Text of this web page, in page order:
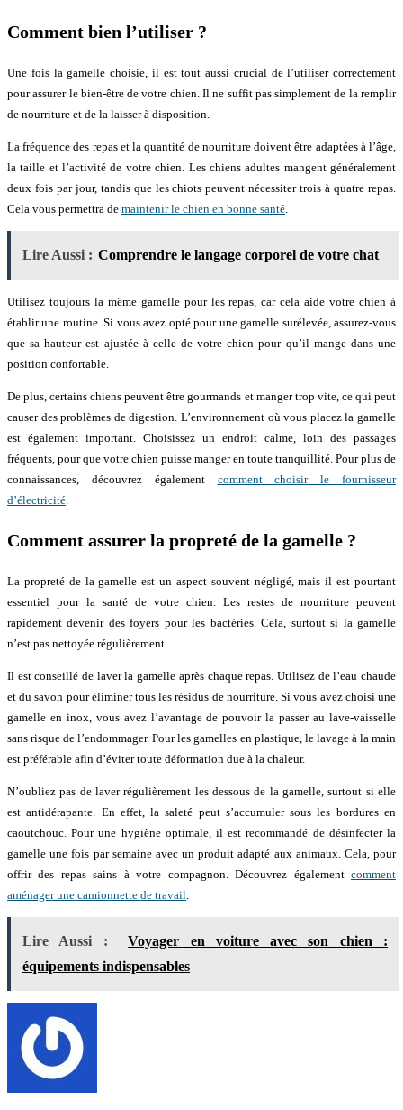
Comment bien l’utiliser ?
Une fois la gamelle choisie, il est tout aussi crucial de l’utiliser correctement
pour assurer le bien-être de votre chien. Il ne suffit pas simplement de la remplir
de nourriture et de la laisser à disposition.
La fréquence des repas et la quantité de nourriture doivent être adaptées à l’âge,
la taille et l’activité de votre chien. Les chiens adultes mangent généralement
deux fois par jour, tandis que les chiots peuvent nécessiter trois à quatre repas.
Cela vous permettra de maintenir le chien en bonne santé.
Lire Aussi : Comprendre le langage corporel de votre chat
Utilisez toujours la même gamelle pour les repas, car cela aide votre chien à
établir une routine. Si vous avez opté pour une gamelle surélevée, assurez-vous
que sa hauteur est ajustée à celle de votre chien pour qu’il mange dans une
position confortable.
De plus, certains chiens peuvent être gourmands et manger trop vite, ce qui peut
causer des problèmes de digestion. L’environnement où vous placez la gamelle
est également important. Choisissez un endroit calme, loin des passages
fréquents, pour que votre chien puisse manger en toute tranquillité. Pour plus de
connaissances, découvrez également comment choisir le fournisseur
d’électricité.
Comment assurer la propreté de la gamelle ?
La propreté de la gamelle est un aspect souvent négligé, mais il est pourtant
essentiel pour la santé de votre chien. Les restes de nourriture peuvent
rapidement devenir des foyers pour les bactéries. Cela, surtout si la gamelle
n’est pas nettoyée régulièrement.
Il est conseillé de laver la gamelle après chaque repas. Utilisez de l’eau chaude
et du savon pour éliminer tous les résidus de nourriture. Si vous avez choisi une
gamelle en inox, vous avez l’avantage de pouvoir la passer au lave-vaisselle
sans risque de l’endommager. Pour les gamelles en plastique, le lavage à la main
est préférable afin d’éviter toute déformation due à la chaleur.
N’oubliez pas de laver régulièrement les dessous de la gamelle, surtout si elle
est antidérapante. En effet, la saleté peut s’accumuler sous les bordures en
caoutchouc. Pour une hygiène optimale, il est recommandé de désinfecter la
gamelle une fois par semaine avec un produit adapté aux animaux. Cela, pour
offrir des repas sains à votre compagnon. Découvrez également comment
aménager une camionnette de travail.
Lire Aussi :
Voyager en voiture avec son chien :
équipements indispensables